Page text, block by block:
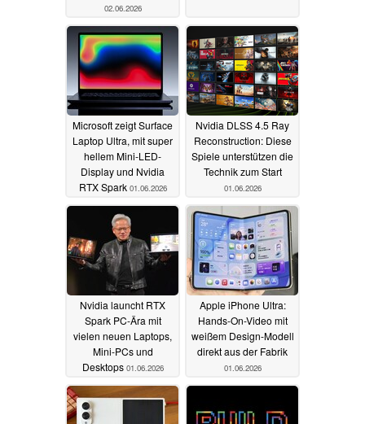
02.06.2026
Microsoft zeigt Surface
Laptop Ultra, mit super
hellem Mini-LED-
Display und Nvidia
RTX Spark 01.06.2026
Nvidia DLSS 4.5 Ray
Reconstruction: Diese
Spiele unterstützen die
Technik zum Start
01.06.2026
Nvidia launcht RTX
Spark PC-Ära mit
vielen neuen Laptops,
Mini-PCs und
Desktops 01.06.2026
Apple iPhone Ultra:
Hands-On-Video mit
weißem Design-Modell
direkt aus der Fabrik
01.06.2026